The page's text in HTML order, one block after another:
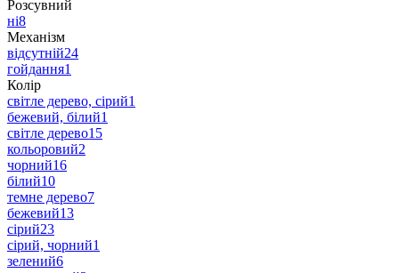
Розсувний
ні8
Механізм
відсутній24
гойдання1
Колір
світле дерево, сірий1
бежевий, білий1
світле дерево15
кольоровий2
чорний16
білий10
темне дерево7
бежевий13
сірий23
сірий, чорний1
зелений6